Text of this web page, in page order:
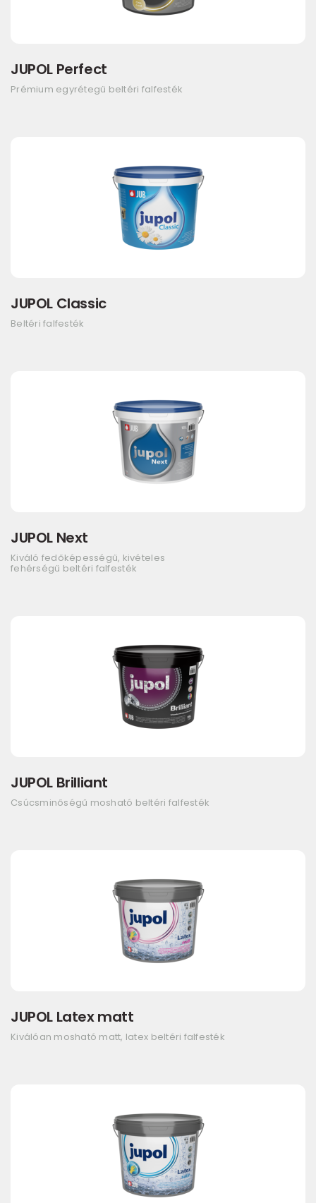
JUPOL Perfect
Prémium egyrétegű beltéri falfesték
JUPOL Classic
Beltéri falfesték
JUPOL Next
Kiváló fedőképességű, kivételes
fehérségű beltéri falfesték
JUPOL Brilliant
Csúcsminőségű mosható beltéri falfesték
JUPOL Latex matt
Kiválóan mosható matt, latex beltéri falfesték